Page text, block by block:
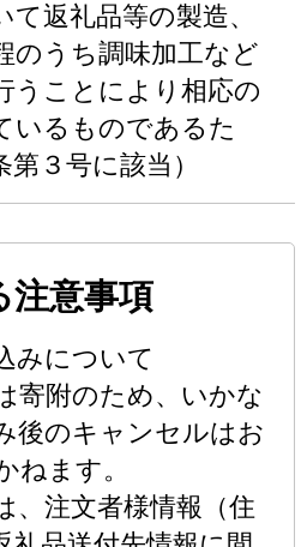
返礼品等の製造、
のうち調味加工など
うことにより相応の
いるものであるた
３号に該当）
注意事項
みについて
寄附のため、いかな
後のキャンセルはお
ねます。
、注文者様情報（住